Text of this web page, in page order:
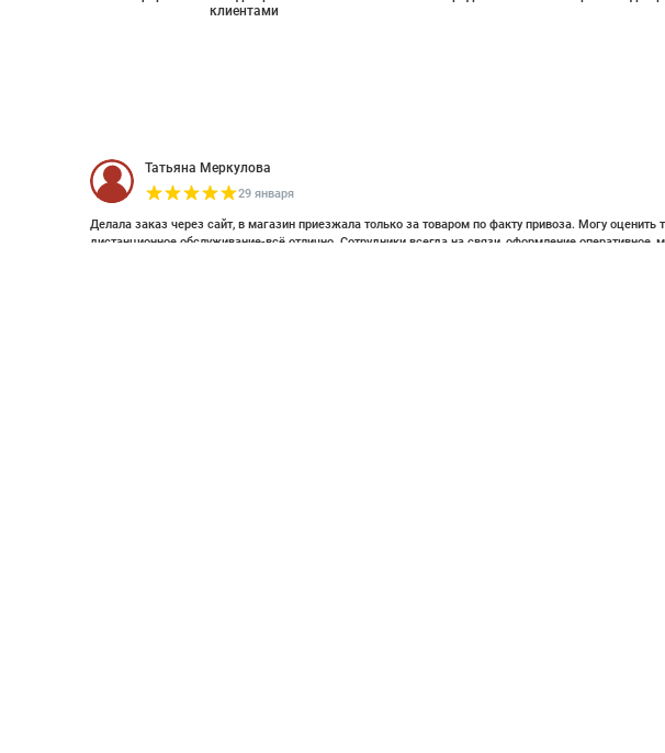
клиентами
Татьяна Меркулова
29 января
Делала заказ через сайт, в магазин приезжала только за товаром по факту привоза. Могу оценить
дистанционное обслуживание-всё отлично. Сотрудники всегда на связи, оформление оперативное,